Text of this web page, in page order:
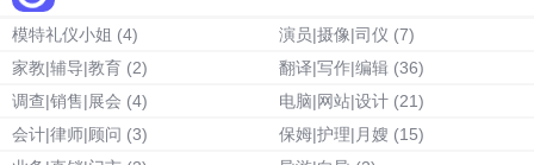
模特礼仪小姐 (4) 演员|摄像|司仪 (7)
家教|辅导|教育 (2) 翻译|写作|编辑 (36)
调查|销售|展会 (4) 电脑|网站|设计 (21)
会计|律师|顾问 (3) 保姆|护理|月嫂 (15)